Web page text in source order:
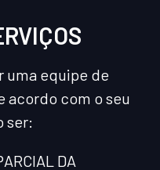
uma equipe de
acordo com o seu
ser:
DA